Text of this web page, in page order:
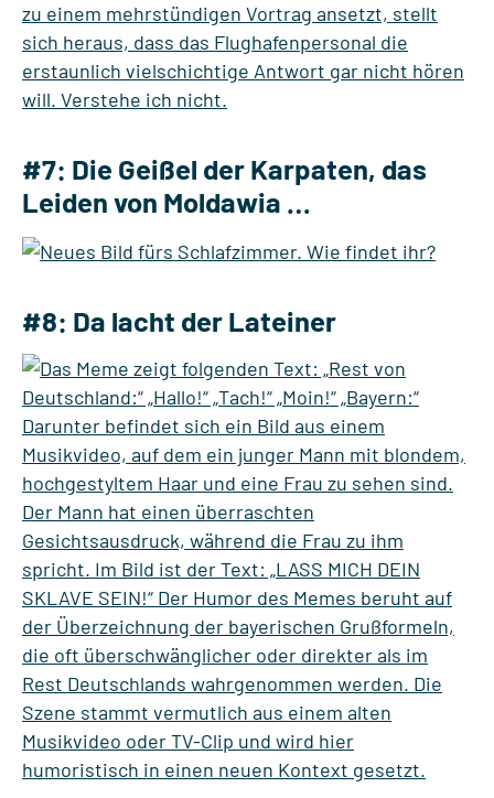
#7: Die Geißel der Karpaten, das
Leiden von Moldawia …
#8: Da lacht der Lateiner